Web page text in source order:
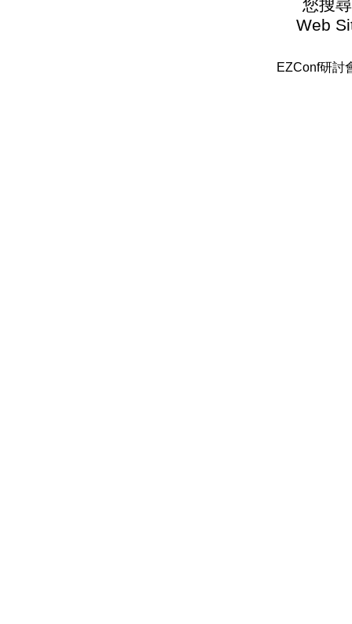
您搜
Web
EZConf研